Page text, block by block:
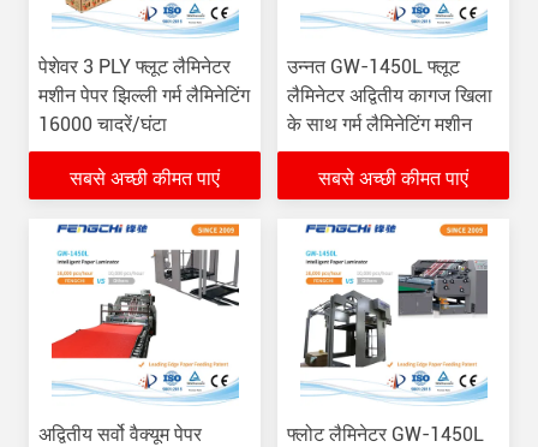
पेशेवर 3 PLY फ्लूट लैमिनेटर
मशीन पेपर झिल्ली गर्म लैमिनेटिंग
16000 चादरें/घंटा
सबसे अच्छी कीमत पाएं
उन्नत GW-1450L फ्लूट
लैमिनेटर अद्वितीय कागज खिला
के साथ गर्म लैमिनेटिंग मशीन
सबसे अच्छी कीमत पाएं
अद्वितीय सर्वो वैक्यूम पेपर
फ्लोट लैमिनेटर GW-1450L